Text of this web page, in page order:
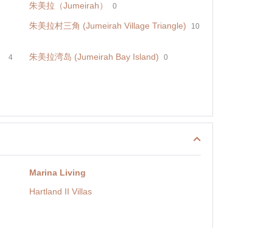
朱美拉（Jumeirah） 0
朱美拉村三角 (Jumeirah Village Triangle) 10
4 朱美拉湾岛 (Jumeirah Bay Island) 0
Marina Living
Hartland II Villas